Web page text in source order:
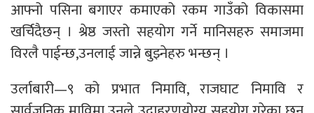
आफ्नो पसिना बगाएर कमाएको रकम गाउँको विकासमा
खर्चिदैछन् । श्रेष्ठ जस्तो सहयोग गर्ने मानिसहरु समाजमा
विरलै पाईन्छ,उनलाई जान्ने बुझ्नेहरु भन्छन् ।
उर्लाबारी—९ को प्रभात निमावि, राजघाट निमावि र